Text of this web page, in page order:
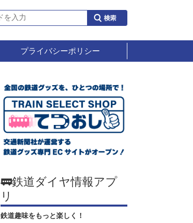
プライバシーポリシー
🚃鉄道ダイヤ情報アプ
リ
鉄道趣味をもっと楽しく！